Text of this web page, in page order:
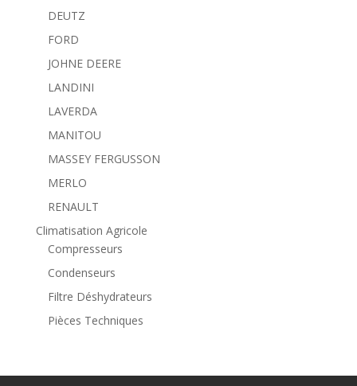
DEUTZ
FORD
JOHNE DEERE
LANDINI
LAVERDA
MANITOU
MASSEY FERGUSSON
MERLO
RENAULT
Climatisation Agricole
Compresseurs
Condenseurs
Filtre Déshydrateurs
Pièces Techniques